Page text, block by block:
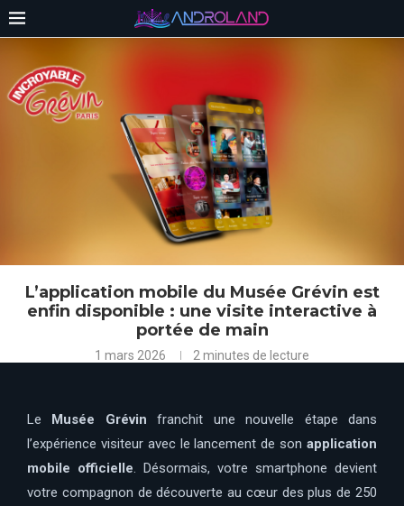
L’application mobile du Musée Grévin est
enfin disponible : une visite interactive à
portée de main
1 mars 2026 2 minutes de lecture
Le Musée Grévin franchit une nouvelle étape dans
l’expérience visiteur avec le lancement de son application
mobile officielle . Désormais, votre smartphone devient
votre compagnon de découverte au cœur des plus de 250